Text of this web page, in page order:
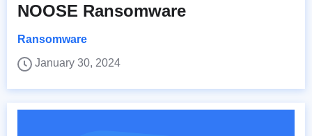
NOOSE Ransomware
Ransomware
January 30, 2024